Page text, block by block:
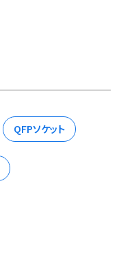
QFPソケット